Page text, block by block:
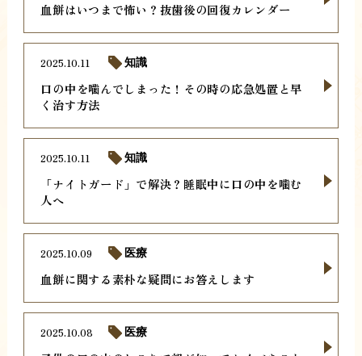
血餅はいつまで怖い？抜歯後の回復カレンダー
口の中を噛んでしまった！その時の応急処置と早
く治す方法
2025.10.11 知識
「ナイトガード」で解決？睡眠中に口の中を噛む
人へ
2025.10.11 知識
血餅に関する素朴な疑問にお答えします
2025.10.09 医療
2025.10.08 医療